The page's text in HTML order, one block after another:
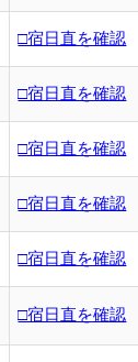
□宿日直を確認
□宿日直を確認
□宿日直を確認
□宿日直を確認
□宿日直を確認
□宿日直を確認